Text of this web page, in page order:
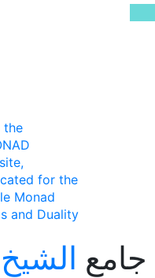
the
for the
Monad
and Duality
جامع